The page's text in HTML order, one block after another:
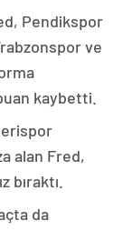
Pendikspor
ve
kaybetti.
alan Fred,
bıraktı.
da